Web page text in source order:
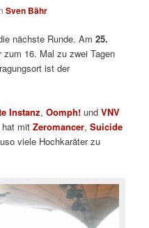
Sven Bähr
nächste Runde. Am25.
zum 16. Mal zu zwei Tagen
ist der
Instanz,Oomph! undVNV
hat mitZeromancer,Suicide
viele Hochkaräter zu